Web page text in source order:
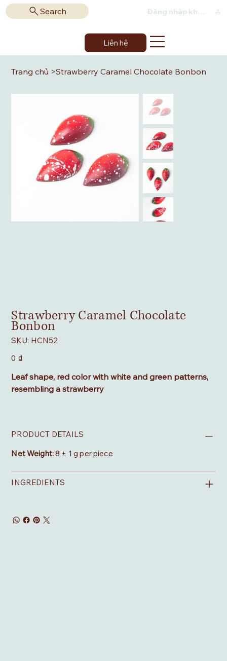
Search Đăng nhập khách hàng
Liên hệ
Trang chủ >Strawberry Caramel Chocolate Bonbon
Strawberry Caramel Chocolate
Bonbon
SKU: SKU
HCN52
HCN52
Giá
0 ₫
Leaf shape, red color with white and green patterns,
resembling a strawberry
PRODUCT DETAILS
Net Weight:8 ± 1 g per piece
INGREDIENTS